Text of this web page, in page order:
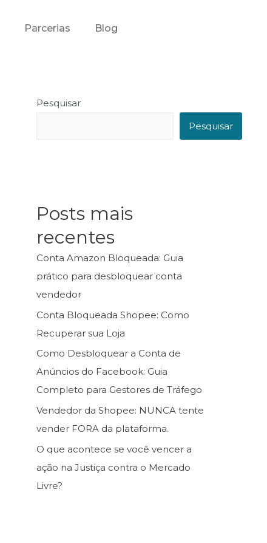
Parcerias Blog
Pesquisar
Pesquisar
Posts mais
recentes
Conta Amazon Bloqueada: Guia
prático para desbloquear conta
vendedor
Conta Bloqueada Shopee: Como
Recuperar sua Loja
Como Desbloquear a Conta de
Anúncios do Facebook: Guia
Completo para Gestores de Tráfego
Vendedor da Shopee: NUNCA tente
vender FORA da plataforma.
O que acontece se você vencer a
ação na Justiça contra o Mercado
Livre?